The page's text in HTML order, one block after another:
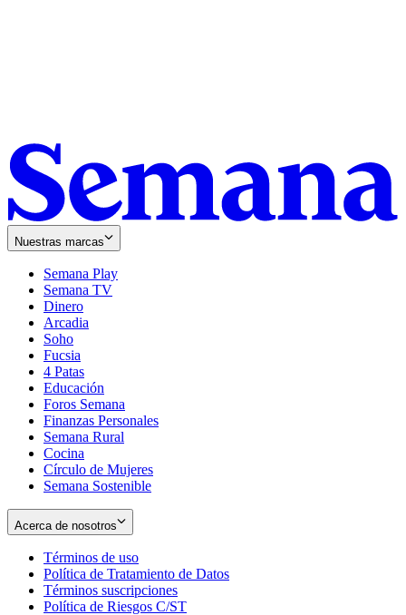
Nuestras marcas
Semana Play
Semana TV
Dinero
Arcadia
Soho
in
new
window
Fucsia
in
new
window
4 Patas
Educación
Foros Semana
Finanzas Personales
Semana Rural
Cocina
Círculo de Mujeres
Semana Sostenible
Acerca de nosotros
Términos de uso
in
new
window
Política de Tratamiento de Datos
Términos suscripciones
in
Política de Riesgos C/ST